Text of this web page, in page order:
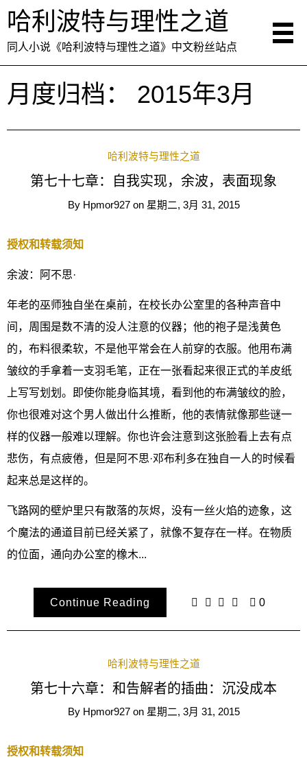
哈利波特与理性之道
同人小说《哈利波特与理性之道》中文粉丝站点
月度归档： 2015年3月
哈利波特与理性之道
第七十七章：自我实现，余波，表面现象
By Hpmor927 on 星期二, 3月 31, 2015
授权和转载须知
余波：阿不思·
年老的巫师独自坐在桌前，在校长办公室里的各种声音中
间，周围是数不清的没人注意的仪器；他的袍子是浅黄色
的，布料很柔软，不是他平常会在人前穿的衣服。他用布满
皱纹的手拿着一支羽毛笔，正在一张看起来很正式的羊皮纸
上写写划划。即使你能身临其境，看到他的布满皱纹的脸，
你也很难对这个男人做出什么推断，他的表情就像那些谜一
样的仪器一般难以理解。你也许会注意到这张脸看上去有点
悲伤，有点疲倦，但是阿不思·邓布利多在独自一人的时候看
起来总是这样的。
飞路网的壁炉里只有散落的灰烬，没有一丝火焰的迹象，这
个魔法的通道目前已经关紧了，就像不复存在一样。在物质
的位面，通向办公室的橡木...
Continue Reading 0
哈利波特与理性之道
第七十六章：和告解者的插曲：沉没成本
By Hpmor927 on 星期二, 3月 31, 2015
授权和转载须知